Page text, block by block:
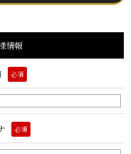
情報
必須
必須